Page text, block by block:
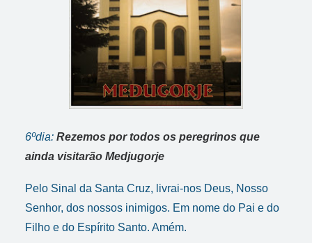
6ºdia: Rezemos por todos os peregrinos que
ainda visitarão Medjugorje
Pelo Sinal da Santa Cruz, livrai-nos Deus, Nosso
Senhor, dos nossos inimigos. Em nome do Pai e do
Filho e do Espírito Santo. Amém.